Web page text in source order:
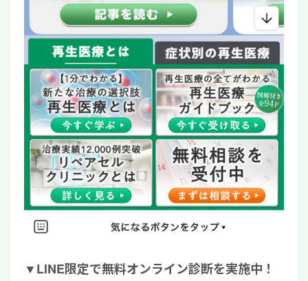
▼LINE限定で無料オンライン診断を実施中！